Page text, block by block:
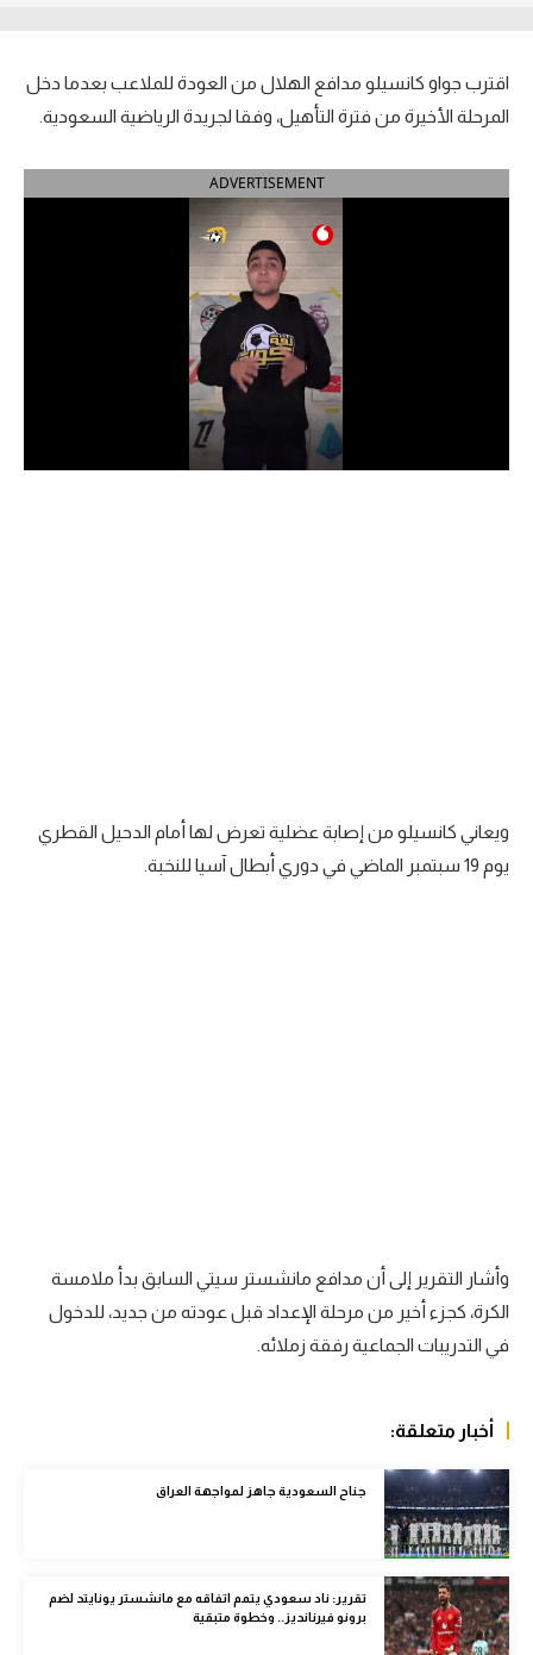
الدوري الإنجليزي الممتاز
الدوري السعودي للمحترفين
منتخب مصر
كرة سلة
كرة يد
الوطن العربي
في المونديال
رياضة نسائية
أمريكا
اقترب جواو كانسيلو مدافع الهلال من العودة للملاعب بعدما دخل
المرحلة الأخيرة من فترة التأهيل، وفقا لجريدة الرياضية السعودية.
ADVERTISEMENT
ويعاني كانسيلو من إصابة عضلية تعرض لها أمام الدحيل القطري
يوم 19 سبتمبر الماضي في دوري أبطال آسيا للنخبة.
وأشار التقرير إلى أن مدافع مانشستر سيتي السابق بدأ ملامسة
الكرة، كجزء أخير من مرحلة الإعداد قبل عودته من جديد، للدخول
في التدريبات الجماعية رفقة زملائه.
أخبار متعلقة:
جناح السعودية جاهز لمواجهة العراق
تقرير: ناد سعودي يتمم اتفاقه مع مانشستر يونايتد لضم
برونو فيرنانديز.. وخطوة متبقية